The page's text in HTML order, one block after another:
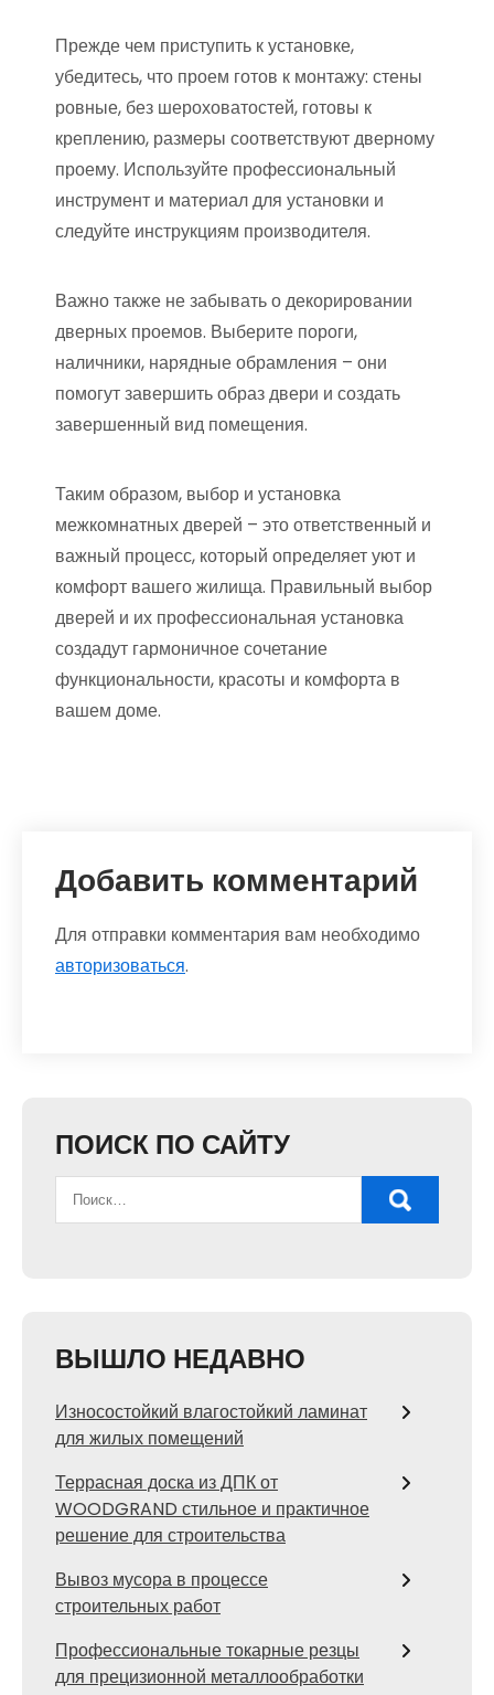
Прежде чем приступить к установке,
убедитесь, что проем готов к монтажу: стены
ровные, без шероховатостей, готовы к
креплению, размеры соответствуют дверному
проему. Используйте профессиональный
инструмент и материал для установки и
следуйте инструкциям производителя.
Важно также не забывать о декорировании
дверных проемов. Выберите пороги,
наличники, нарядные обрамления – они
помогут завершить образ двери и создать
завершенный вид помещения.
Таким образом, выбор и установка
межкомнатных дверей – это ответственный и
важный процесс, который определяет уют и
комфорт вашего жилища. Правильный выбор
дверей и их профессиональная установка
создадут гармоничное сочетание
функциональности, красоты и комфорта в
вашем доме.
Добавить комментарий
Для отправки комментария вам необходимо
авторизоваться.
ПОИСК ПО САЙТУ
ВЫШЛО НЕДАВНО
Износостойкий влагостойкий ламинат
для жилых помещений
Террасная доска из ДПК от
WOODGRAND стильное и практичное
решение для строительства
Вывоз мусора в процессе
строительных работ
Профессиональные токарные резцы
для прецизионной металлообработки